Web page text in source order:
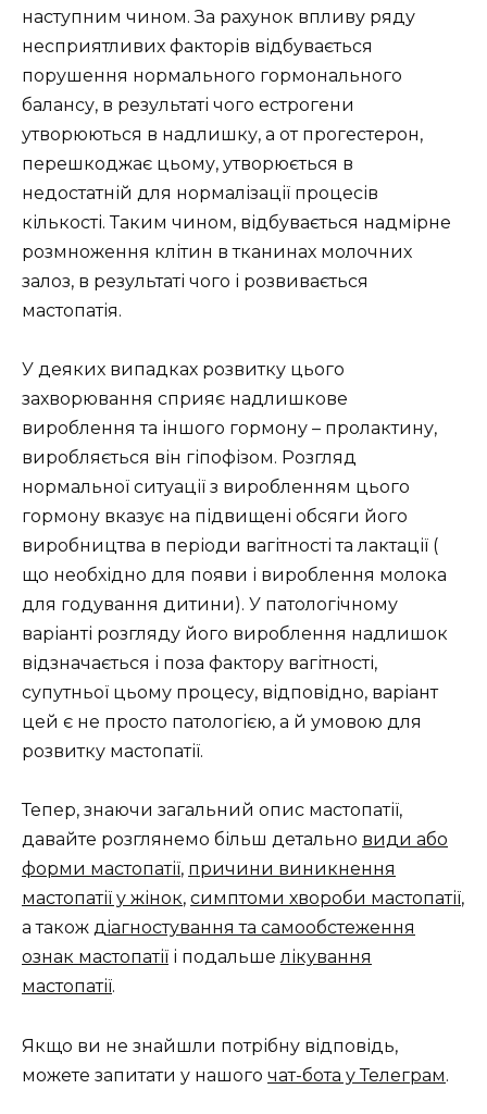
наступним чином. За рахунок впливу ряду
несприятливих факторів відбувається
порушення нормального гормонального
балансу, в результаті чого естрогени
утворюються в надлишку, а от прогестерон,
перешкоджає цьому, утворюється в
недостатній для нормалізації процесів
кількості. Таким чином, відбувається надмірне
розмноження клітин в тканинах молочних
залоз, в результаті чого і розвивається
мастопатія.
У деяких випадках розвитку цього
захворювання сприяє надлишкове
вироблення та іншого гормону – пролактину,
виробляється він гіпофізом. Розгляд
нормальної ситуації з виробленням цього
гормону вказує на підвищені обсяги його
виробництва в періоди вагітності та лактації (
що необхідно для появи і вироблення молока
для годування дитини). У патологічному
варіанті розгляду його вироблення надлишок
відзначається і поза фактору вагітності,
супутньої цьому процесу, відповідно, варіант
цей є не просто патологією, а й умовою для
розвитку мастопатії.
Тепер, знаючи загальний опис мастопатії,
давайте розглянемо більш детально види або
форми мастопатії, причини виникнення
мастопатії у жінок, симптоми хвороби мастопатії,
а також діагностування та самообстеження
ознак мастопатії і подальшелікування
мастопатії.
Якщо ви не знайшли потрібну відповідь,
можете запитати у нашого чат-бота у Телеграм.